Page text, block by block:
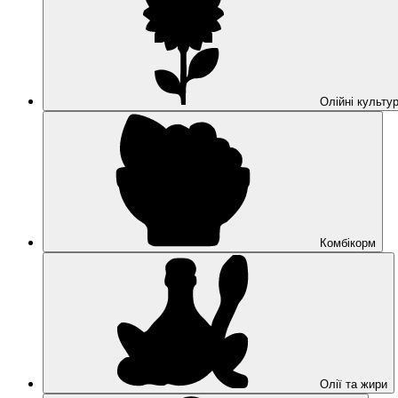
Олійні
Комбікорм
Олії та жири